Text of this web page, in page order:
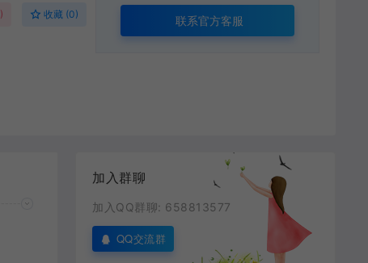
) 收藏 (0) 联系官方客服
加入群聊
加入QQ群聊: 658813577
QQ交流群